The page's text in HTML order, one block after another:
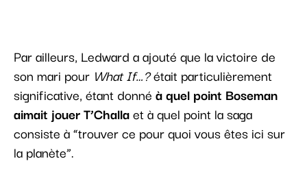
Par ailleurs, Ledward a ajouté que la victoire de
son mari pour What If…?était particulièrement
significative, étant donné à quel point Boseman
aimait jouer T’Challaet à quel point la saga
consiste à “trouver ce pour quoi vous êtes ici sur
la planète”.